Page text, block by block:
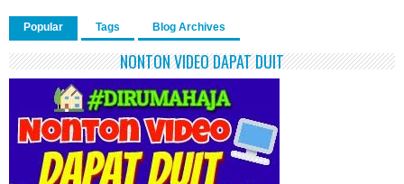
Popular Tags Blog Archives
NONTON VIDEO DAPAT DUIT